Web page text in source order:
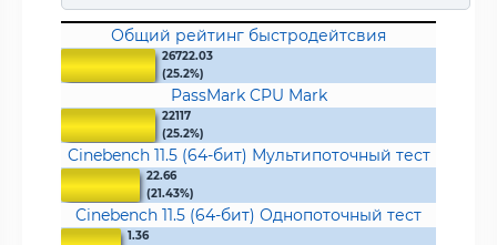
Общий рейтинг быстродейтсвия
26722.03
(25.2%)
PassMark CPU Mark
22117
(25.2%)
Cinebench 11.5 (64-бит) Мультипоточный тест
22.66
(21.43%)
Cinebench 11.5 (64-бит) Однопоточный тест
1.36